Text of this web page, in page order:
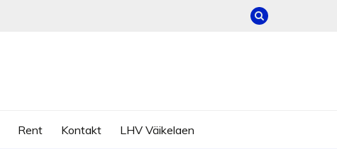
Rent Kontakt LHV Väikelaen